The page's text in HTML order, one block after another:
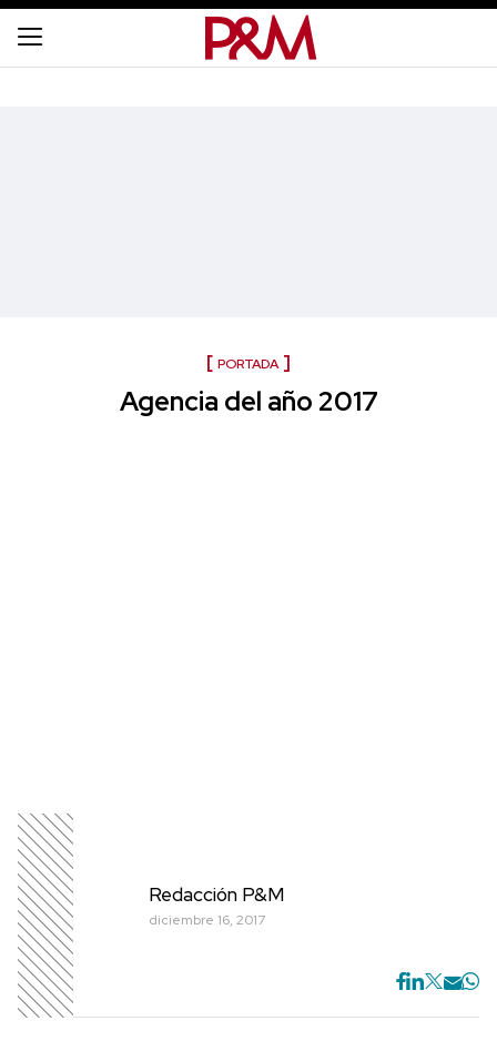
PORTADA
Agencia del año 2017
Redacción P&M
diciembre 16, 2017